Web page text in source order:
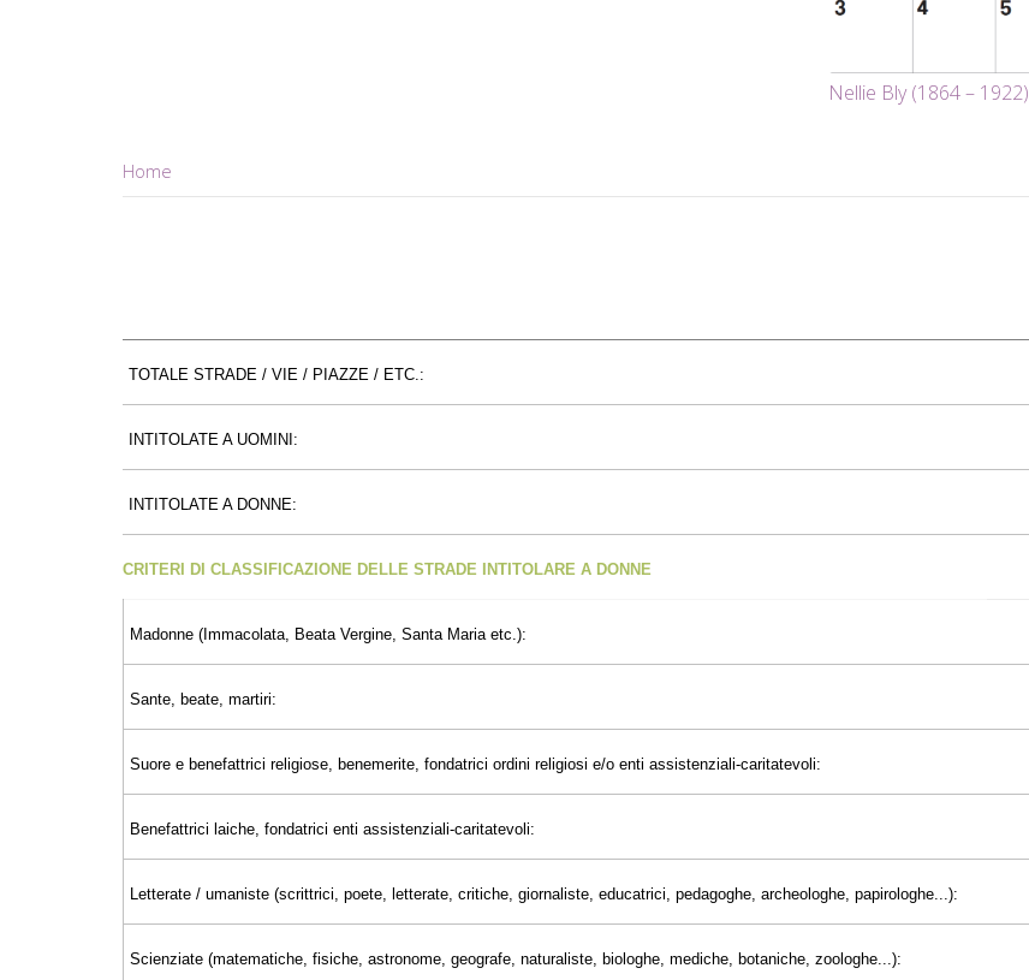
Nellie Bly (1864 – 1922)
Home
TOTALE STRADE / VIE / PIAZZE / ETC.:
INTITOLATE A UOMINI:
INTITOLATE A DONNE:
CRITERI DI CLASSIFICAZIONE DELLE STRADE INTITOLARE A DONNE
Madonne (Immacolata, Beata Vergine, Santa Maria etc.):
Sante, beate, martiri:
Suore e benefattrici religiose, benemerite, fondatrici ordini religiosi e/o enti assistenziali-caritatevoli:
Benefattrici laiche, fondatrici enti assistenziali-caritatevoli:
Letterate / umaniste (scrittrici, poete, letterate, critiche, giornaliste, educatrici, pedagoghe, archeologhe, papirologhe...):
Scienziate (matematiche, fisiche, astronome, geografe, naturaliste, biologhe, mediche, botaniche, zoologhe...):